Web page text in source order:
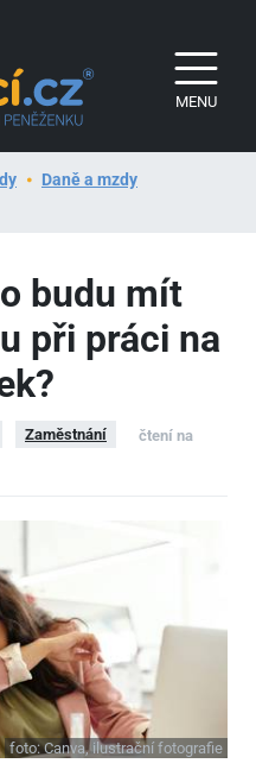
MENU
Daně a mzdy
budu mít
při práci na
Zaměstnání
čtení na
foto:Canva, ilustrační fotografie